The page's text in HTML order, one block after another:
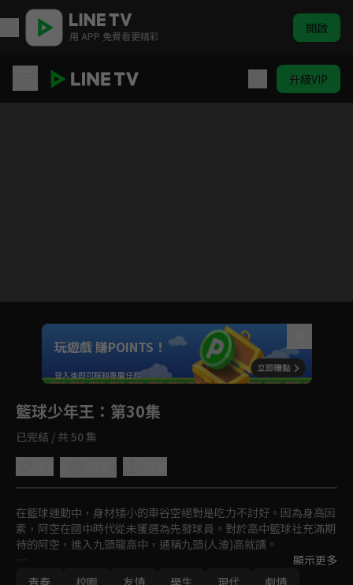
用 APP 免費看更精彩 開啟
升級VIP
Unmute
如有不便請見諒
玩遊戲 賺POINTS！
登入後即可解鎖專屬任務
籃球少年王 ：第30集
已完結 / 共 50 集
在籃球運動中，身材矮小的車谷空絕對是吃力不討好。因為身高因
素，阿空在國中時代從未獲選為先發球員。對於高中籃球社充滿期
待的阿空，進入九頭龍高中，通稱九頭(人渣)高就讀。
然而校內的籃球社幾乎處於機能停擺狀態，完全不是能夠打籃球的
顯示更多
青春
校園 友情 學生 現代
劇情